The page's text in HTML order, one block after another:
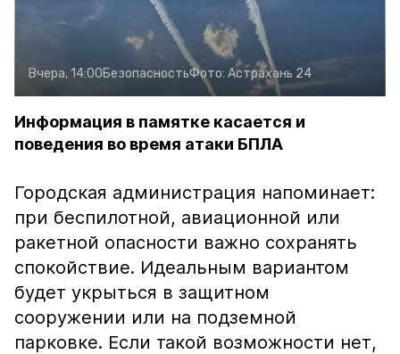
Вчера, 14:00БезопасностьФото: Астрахань 24
Информация в памятке касается и
поведения во время атаки БПЛА
Городская администрация напоминает:
при беспилотной, авиационной или
ракетной опасности важно сохранять
спокойствие. Идеальным вариантом
будет укрыться в защитном
сооружении или на подземной
парковке. Если такой возможности нет,